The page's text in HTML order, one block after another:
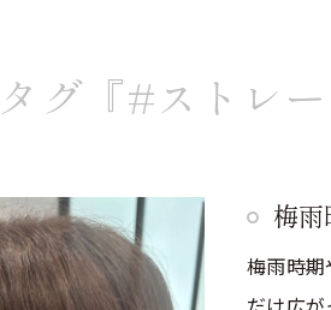
タグ『#ストレ
梅雨
梅雨時